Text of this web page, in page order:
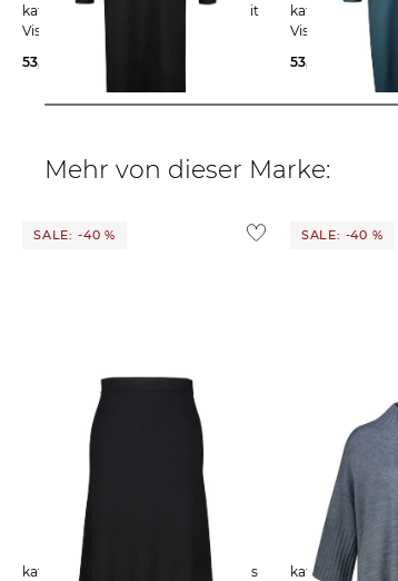
katestorm | Damen Strickkleid mit
Viskose
53,97 €
89,95 €
katestorm | Damen Strickkleid mit
Viskose
53,97 €
89,95 €
Mehr von dieser Marke:
SALE: -40 %
katestorm | Damen Strickrock aus
SALE: -40 %
katestorm | Damen Strickpullover